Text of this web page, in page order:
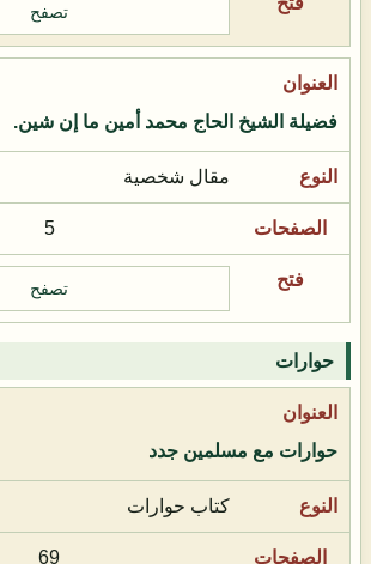
تصفح
فضيلة الشيخ الحاج محمد أمين ما إن شين.
مقال شخصية
5
تصفح
حوارات
حوارات مع مسلمين جدد
كتاب حوارات
69